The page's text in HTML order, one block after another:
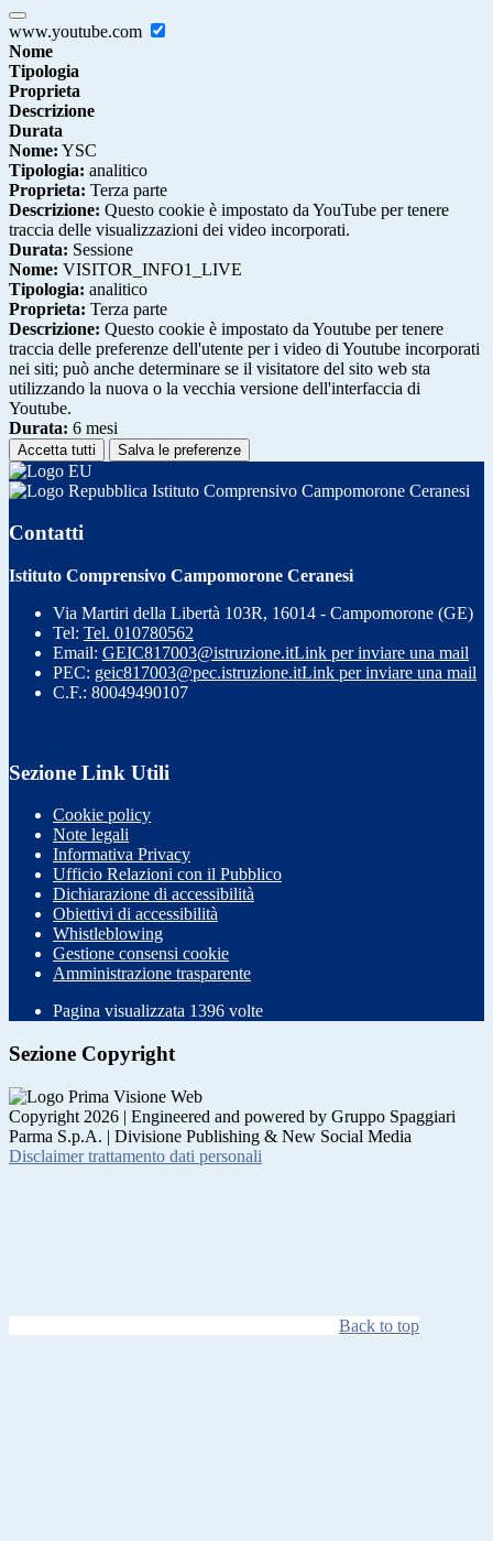
www.youtube.com
Nome
Tipologia
Proprieta
Descrizione
Durata
Nome: YSC
Tipologia: analitico
Proprieta: Terza parte
Descrizione: Questo cookie è impostato da YouTube per tenere
traccia delle visualizzazioni dei video incorporati.
Durata: Sessione
Nome: VISITOR_INFO1_LIVE
Tipologia: analitico
Proprieta: Terza parte
Descrizione: Questo cookie è impostato da Youtube per tenere
traccia delle preferenze dell'utente per i video di Youtube incorporati
nei siti; può anche determinare se il visitatore del sito web sta
utilizzando la nuova o la vecchia versione dell'interfaccia di
Youtube.
Durata: 6 mesi
Accetta tutti Salva le preferenze
Istituto Comprensivo Campomorone Ceranesi
Contatti
Istituto Comprensivo Campomorone Ceranesi
Via Martiri della Libertà 103R, 16014 - Campomorone (GE)
Tel: Tel. 010780562
Email: GEIC817003@istruzione.itLink per inviare una mail
PEC: geic817003@pec.istruzione.itLink per inviare una mail
C.F.: 80049490107
Sezione Link Utili
Cookie policy
Note legali
Informativa Privacy
Ufficio Relazioni con il Pubblico
Dichiarazione di accessibilità
Obiettivi di accessibilità
Whistleblowing
Gestione consensi cookie
Amministrazione trasparente
Pagina visualizzata 1396 volte
Sezione Copyright
Copyright 2026 | Engineered and powered by Gruppo Spaggiari
Parma S.p.A. | Divisione Publishing & New Social Media
Disclaimer trattamento dati personali
Back to top